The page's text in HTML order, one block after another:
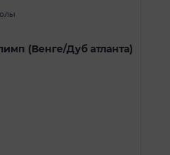
(Венге/Дуб атланта)